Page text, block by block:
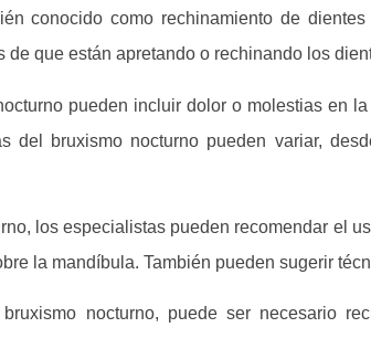
conocido como rechinamiento de
de que están apretando o rechinando los
pueden incluir dolor o molestias en
del bruxismo nocturno pueden variar,
los especialistas pueden recomendar el
la mandíbula. También pueden sugerir
nocturno, puede ser necesario